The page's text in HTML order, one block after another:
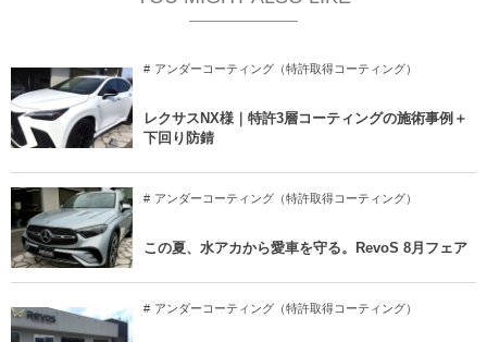
アンダーコーティング（特許取得コーティング）
レクサスNX様｜特許3層コーティングの施術事例＋
下回り防錆
アンダーコーティング（特許取得コーティング）
この夏、水アカから愛車を守る。RevoS 8月フェア
アンダーコーティング（特許取得コーティング）